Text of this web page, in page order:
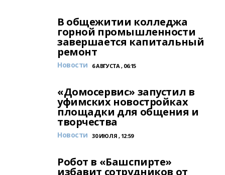
В общежитии колледжа
горной промышленности
завершается капитальный
ремонт
Новости 6 АВГУСТА , 06:15
«Домосервис» запустил в
уфимских новостройках
площадки для общения и
творчества
Новости 30 ИЮЛЯ , 12:59
Робот в «Башспирте»
избавит сотрудников от